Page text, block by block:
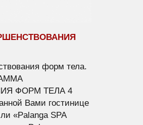
форм тела.
ФОРМ ТЕЛА 4
Вами гостинице
«Palanga SPA